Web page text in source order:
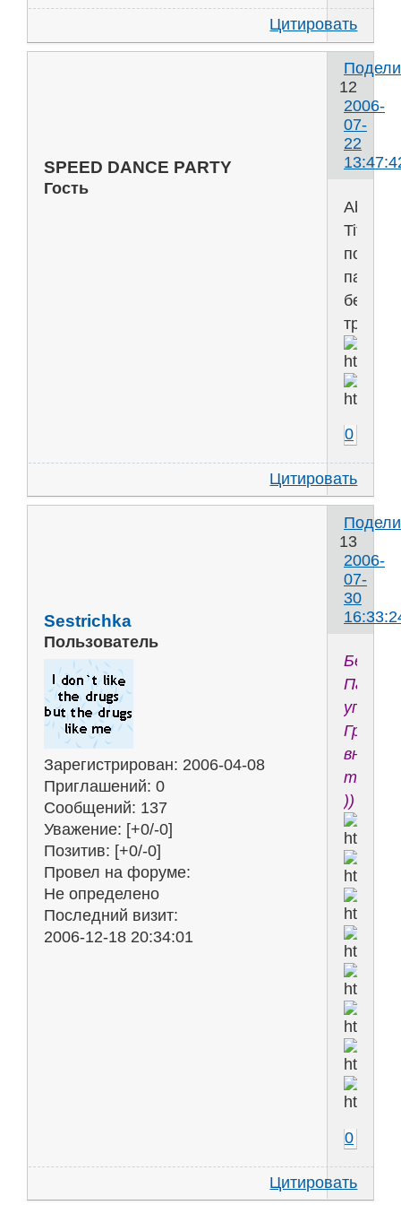
Цитировать
12
2006-
07-
22
SPEED DANCE PARTY
Гость
Abi
Titmus
без
трусов!
0
Цитировать
13
2006-
07-
30
Sestrichka
Пользователь
Зарегистрирован: 2006-04-08
Приглашений: 0
Сообщений: 137
Уважение: [+0/-0]
Позитив: [+0/-0]
Провел на форуме:
Не определено
Последний визит:
2006-12-18 20:34:01
Памела
упала.
Грудь
вниз
))
0
Цитировать